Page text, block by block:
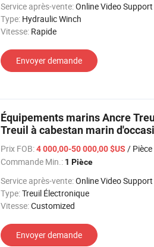
Service après-vente:Online Video Support
Type: Hydraulic Winch
Vitesse: Rapide
Envoyer demande
Équipements marins Ancre
Treuil à cabestan marin
Prix FOB:4 000,00-50 000,00 $US / Pièce
Commande Min.: 1 Pièce
Service après-vente:Online Video Support
Type:Treuil Électronique
Vitesse:Customized
Envoyer demande